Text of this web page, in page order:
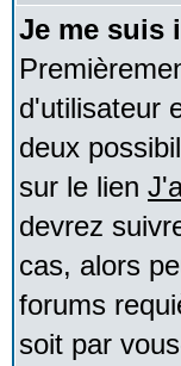
Je me suis
d'utilisateur
deux
sur le lien
devrez
cas, alors
forums
soit par